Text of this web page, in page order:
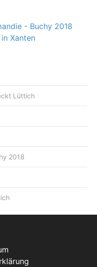
- Buchy 2018
Xanten
Lüttich
2018